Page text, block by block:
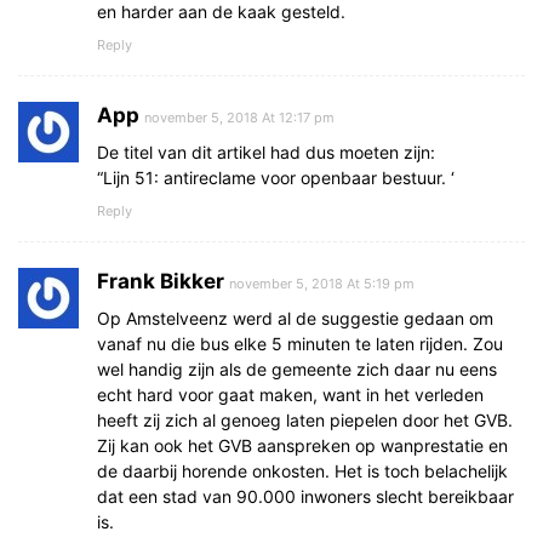
en harder aan de kaak gesteld.
Reply
App november 5, 2018 At 12:17 pm
De titel van dit artikel had dus moeten zijn:
“Lijn 51: antireclame voor openbaar bestuur. ‘
Reply
Frank Bikker november 5, 2018 At 5:19 pm
Op Amstelveenz werd al de suggestie gedaan om
vanaf nu die bus elke 5 minuten te laten rijden. Zou
wel handig zijn als de gemeente zich daar nu eens
echt hard voor gaat maken, want in het verleden
heeft zij zich al genoeg laten piepelen door het GVB.
Zij kan ook het GVB aanspreken op wanprestatie en
de daarbij horende onkosten. Het is toch belachelijk
dat een stad van 90.000 inwoners slecht bereikbaar
is.